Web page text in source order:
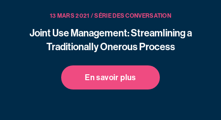
13 MARS 2021 / SÉRIE DES CONVERSATION
Joint Use Management: Streamlining a
Traditionally Onerous Process
En savoir plus